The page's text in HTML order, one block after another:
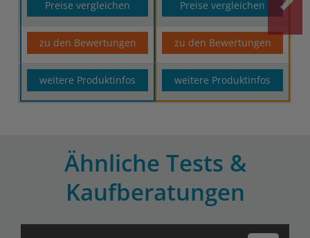
Preise vergleichen Preise vergleichen
zu den Bewertungen zu den Bewertungen
weitere Produktinfos weitere Produktinfos
Ähnliche Tests &
Kaufberatungen